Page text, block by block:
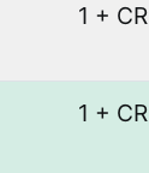
1 + CR
1 + CR